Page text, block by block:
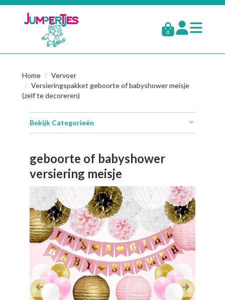
0
Home
Vervoer
Versieringspakket geboorte of babyshower meisje
(zelf te decoreren)
Bekijk Categorieën
geboorte of babyshower
versiering meisje
Previous Next